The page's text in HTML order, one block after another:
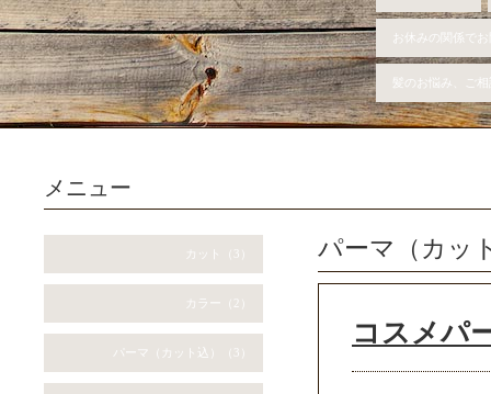
お休みの関係で
髪のお悩み、ご
カット（3）
カラー（2）
パーマ（カット込）（3）
メニュー
パーマ（カッ
コスメパ